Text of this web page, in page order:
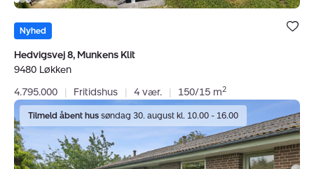
Bolig er
under dine
Nyhed
Hedvigsvej 8, Munkens Klit
9480 Løkken
4.795.000
| Fritidshus | 4 vær. | 150/15 m2
Villa:
Mejerivangen
16,
Mygdal,
Tilmeld åbent hus søndag 30. august kl. 10.00 - 16.00